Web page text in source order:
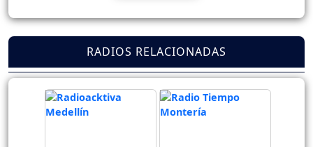
RADIOS RELACIONADAS